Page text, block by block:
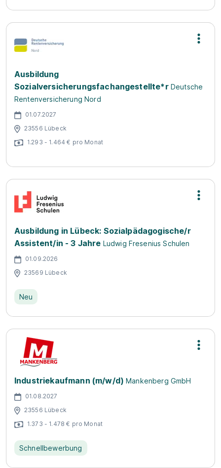
Ausbildung
Sozialversicherungsfachangestellte*r Deutsche
Rentenversicherung Nord
01.07.2027
23556 Lübeck
1.293 - 1.464 € pro Monat
Ausbildung in Lübeck: Sozialpädagogische/r
Assistent/in - 3 Jahre Ludwig Fresenius Schulen
01.09.2026
23569 Lübeck
Neu
Industriekaufmann (m/w/d) Mankenberg GmbH
01.08.2027
23556 Lübeck
1.373 - 1.478 € pro Monat
Schnellbewerbung